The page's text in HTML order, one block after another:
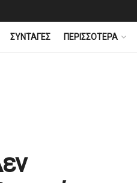
ΣΥΝΤΑΓΕΣ ΠΕΡΙΣΣΟΤΕΡΑ